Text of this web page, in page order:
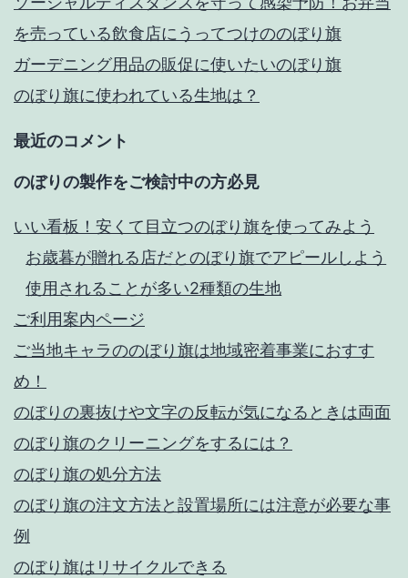
を売っている飲食店にうってつけののぼり旗
ガーデニング用品の販促に使いたいのぼり旗
のぼり旗に使われている生地は？
最近のコメント
のぼりの製作をご検討中の方必見
いい看板！安くて目立つのぼり旗を使ってみよう
お歳暮が贈れる店だとのぼり旗でアピールしよう
使用されることが多い2種類の生地
ご利用案内ページ
ご当地キャラののぼり旗は地域密着事業におすす
め！
のぼりの裏抜けや文字の反転が気になるときは両面
のぼり旗のクリーニングをするには？
のぼり旗の処分方法
のぼり旗の注文方法と設置場所には注意が必要な事
例
のぼり旗はリサイクルできる